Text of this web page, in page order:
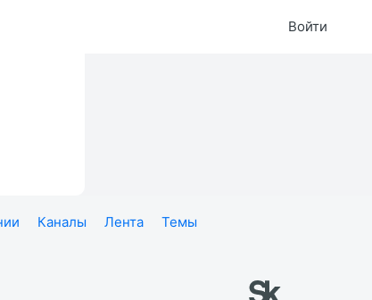
Войти
Каналы Лента
Темы